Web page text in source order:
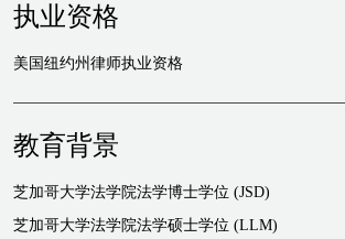
执业资格
美国纽约州律师执业资格
教育背景
芝加哥大学法学院法学博士学位 (JSD)
芝加哥大学法学院法学硕士学位 (LLM)